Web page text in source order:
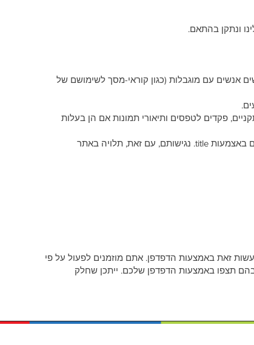
ונתקן בהתאם.
אנשים עם מוגבלות (כגון קוראי-מסך לשימושם של
פקדים לטפסים ותיאורי תמונות אם הן בעלות
באתר ישנם אזורי תוכן בפריימים המוצגים מאתרים אחרים. אזורים אלה מוגדרים באצמעות title. נגישותם, עם זאת, תלויה באתר
זאת באמצעות הדפדפן. אתם מוזמנים לפעול על פי
תצפו באמצעות הדפדפן שלכם. ייתכן שחלק